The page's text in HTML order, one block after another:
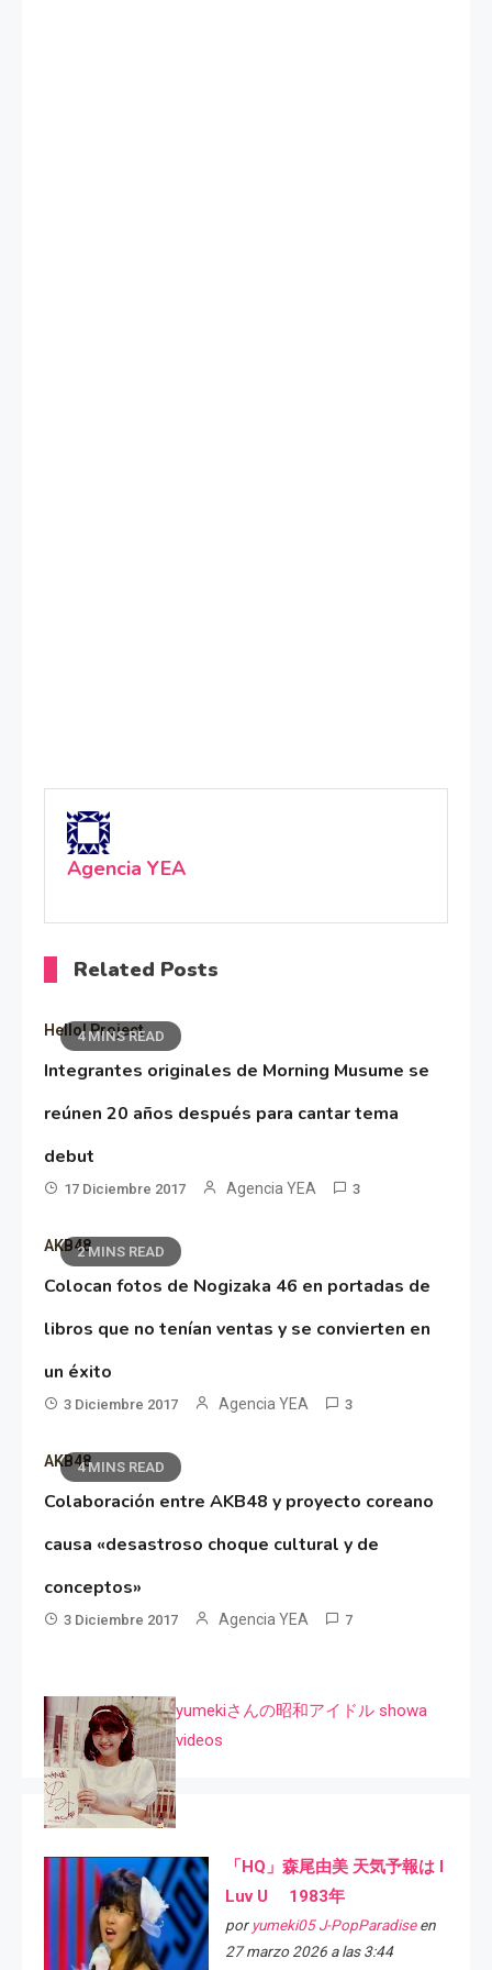
Agencia YEA
Related Posts
4 MINS READ
Hello! Project
Integrantes originales de Morning Musume se
reúnen 20 años después para cantar tema
debut
17 Diciembre 2017 Agencia YEA 3
2 MINS READ
AKB48
Colocan fotos de Nogizaka 46 en portadas de
libros que no tenían ventas y se convierten en
un éxito
3 Diciembre 2017 Agencia YEA 3
4 MINS READ
AKB48
Colaboración entre AKB48 y proyecto coreano
causa «desastroso choque cultural y de
conceptos»
3 Diciembre 2017 Agencia YEA 7
yumekiさんの昭和アイドル showa
videos
「HQ」森尾由美 天気予報は I
Luv U 1983年
por yumeki05 J-PopParadiseen
27 marzo 2026 a las 3:44